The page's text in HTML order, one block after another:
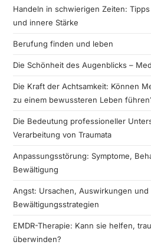
Handeln in schwierigen Zeiten:
und innere Stärke
Berufung finden und leben
Die Schönheit des Augenblicks –
Die Kraft der Achtsamkeit: Können
zu einem bewussteren Leben
Die Bedeutung professioneller
Verarbeitung von Traumata
Anpassungsstörung: Symptome,
Bewältigung
Angst: Ursachen, Auswirkungen und
Bewältigungsstrategien
EMDR-Therapie: Kann sie helfen,
überwinden?